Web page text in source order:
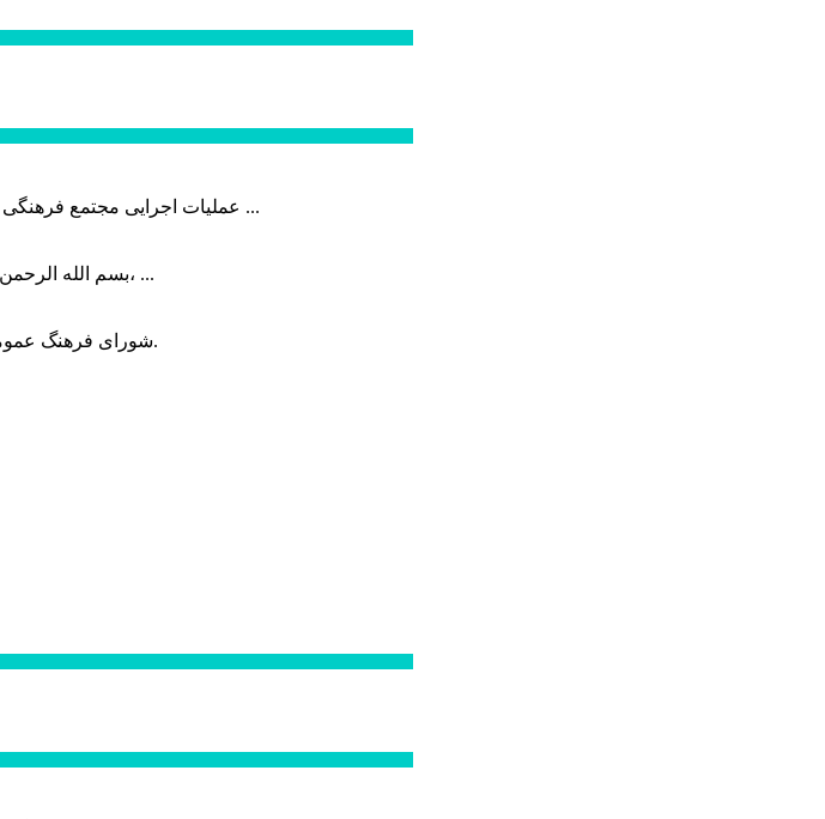
عملیات اجرایی مجتمع فرهنگی و هنری کلور از سال ۱۳۹۳ آغاز شده بود که با عنایت وزیر فرهنگ و ارشاد اسلامی دولت چهاردهم و با ...
بسم الله الرحمن الرحیم انا لله و انا الیه راجعون با نهایت تاثر و تاسف باخبر شدیم هنرمند برجسته ایران و فرزند اردبیل، ...
شورای فرهنگ عمومی اردبیل با توجه به ترکیب اعضا و رویکرد عملیاتی، می‌تواند الگویی برای سایر استان‌های کشور باشد.